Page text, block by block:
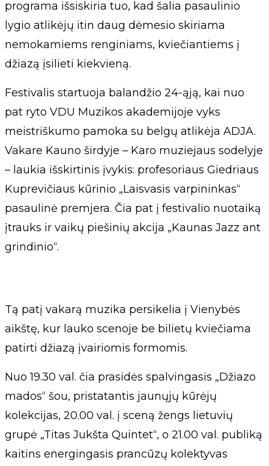
programa išsiskiria tuo, kad šalia pasaulinio
lygio atlikėjų itin daug dėmesio skiriama
nemokamiems renginiams, kviečiantiems į
džiazą įsilieti kiekvieną.
Festivalis startuoja balandžio 24-ąją, kai nuo
pat ryto VDU Muzikos akademijoje vyks
meistriškumo pamoka su belgų atlikėja ADJA.
Vakare Kauno širdyje – Karo muziejaus sodelyje
– laukia išskirtinis įvykis: profesoriaus Giedriaus
Kuprevičiaus kūrinio „Laisvasis varpininkas“
pasaulinė premjera. Čia pat į festivalio nuotaiką
įtrauks ir vaikų piešinių akcija „Kaunas Jazz ant
grindinio“.
Tą patį vakarą muzika persikelia į Vienybės
aikštę, kur lauko scenoje be bilietų kviečiama
patirti džiazą įvairiomis formomis.
Nuo 19.30 val. čia prasidės spalvingasis „Džiazo
mados“ šou, pristatantis jaunųjų kūrėjų
kolekcijas, 20.00 val. į sceną žengs lietuvių
grupė „Titas Jukšta Quintet“, o 21.00 val. publiką
kaitins energingasis prancūzų kolektyvas